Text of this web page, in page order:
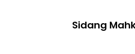
Sidang